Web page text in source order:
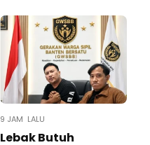
9 JAM LALU
Lebak Butuh